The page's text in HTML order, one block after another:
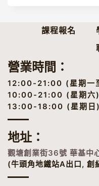
過
JANE
｜
前
譜
課程報名
營業時間：
12:00-21:00 (星期一
10:00-21:00 (星期六)
13:00-18:00 (星期日)
地址：
觀塘創業街36號 華基中
(牛頭角地鐵站A出口, 創